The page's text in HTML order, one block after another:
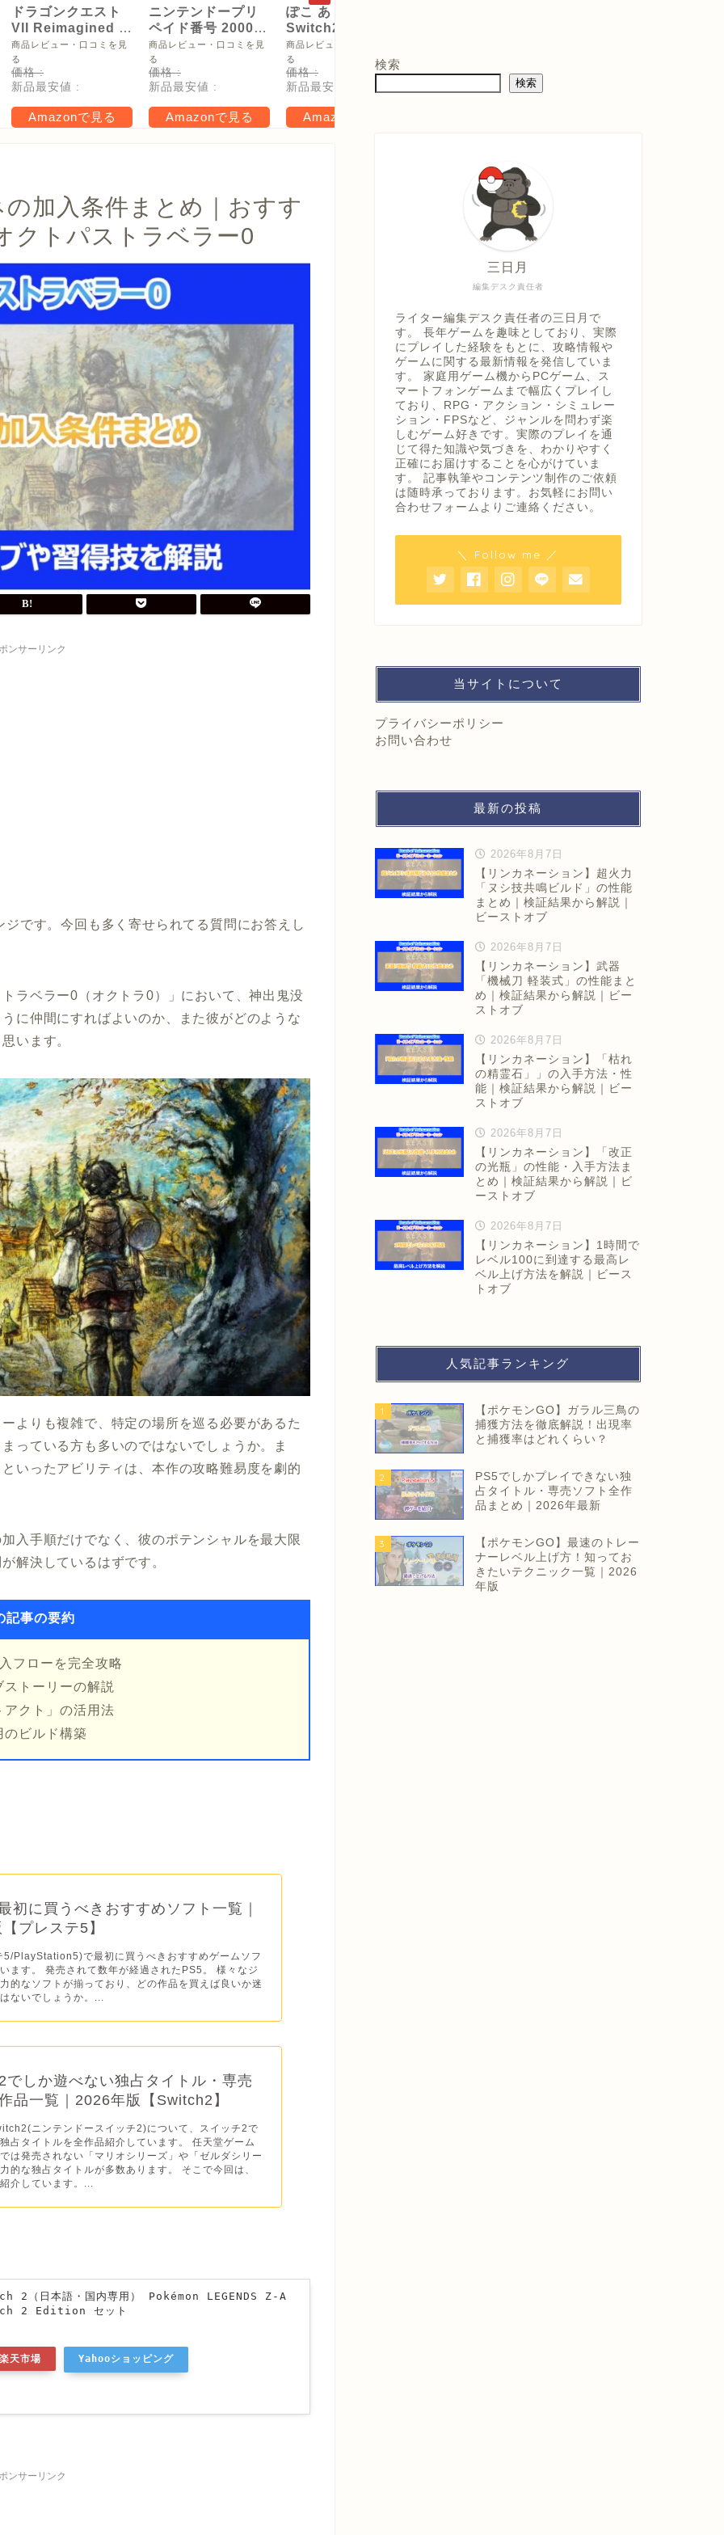
ドラゴンクエスト
VII Reimagined -
Switch2
商品レビュー・口コミを見
る
価格 :
新品最安値 :
Amazonで見る
ニンテンドープリ
ペイド番号 2000
円|オンラインコー
ド版
商品レビュー・口コミを見
る
価格 :
新品最安値 :
Amazonで見る
ぽこ あ ポケモン -
Switch2
【Amazon.co.jpオ
リジナル特典】メ
タモン型木製トレ
ー(サイズ約直径
16cm) 同梱 & デジ
タル特典 家具「ひ
商品レビュー・口コミを見
る
価格 :
新品最安値 :
Amazonで見る
価格 :
加入条件まとめ｜おすす
クトパストラベラー0
ンサーリンク
です。今回も多く寄せられてる質問にお答えし
ラベラー0（オクトラ0）」において、神出鬼没
に仲間にすればよいのか、また彼がどのような
います。
よりも複雑で、特定の場所を巡る必要があるた
っている方も多いのではないでしょうか。ま
いったアビリティは、本作の攻略難易度を劇的
入手順だけでなく、彼のポテンシャルを最大限
解決しているはずです。
記事の要約
フローを完全攻略
トーリーの解説
クト」の活用法
ビルド構築
初に買うべきおすすめソフト一覧｜
プレステ5】
5/PlayStation5)で最初に買うべきおすすめゲームソフ
ます。 発売されて数年が経過されたPS5。 様々なジ
的なソフトが揃っており、どの作品を買えば良いか迷
ないでしょうか。...
でしか遊べない独占タイトル・専売
品一覧｜2026年版【Switch2】
ニンテンドースイッチ2)について、スイッチ2で
占タイトルを全作品紹介しています。 任天堂ゲーム
は発売されない「マリオシリーズ」や「ゼルダシリー
的な独占タイトルが多数あります。 そこで今回は、
介しています。...
（日本語・国内専用） Pokémon LEGENDS Z-A
2 Edition セット
楽天市場 Yahooショッピング
ンサーリンク
検索
検索
編集デスク責任者
三日月
ライター編集デスク責任者の三日月で
す。 長年ゲームを趣味としており、実際
にプレイした経験をもとに、攻略情報や
ゲームに関する最新情報を発信していま
す。 家庭用ゲーム機からPCゲーム、ス
マートフォンゲームまで幅広くプレイし
ており、RPG・アクション・シミュレー
ション・FPSなど、ジャンルを問わず楽
しむゲーム好きです。実際のプレイを通
じて得た知識や気づきを、わかりやすく
正確にお届けすることを心がけていま
す。 記事執筆やコンテンツ制作のご依頼
は随時承っております。お気軽にお問い
合わせフォームよりご連絡ください。
＼ Follow me ／
当サイトについて
プライバシーポリシー
お問い合わせ
最新の投稿
2026年8月7日
【リンカネーション】超火力
「ヌシ技共鳴ビルド」の性能
まとめ｜検証結果から解説｜
ビーストオブ
2026年8月7日
【リンカネーション】武器
「機械刀 軽装式」の性能まと
め｜検証結果から解説｜ビー
ストオブ
2026年8月7日
【リンカネーション】「枯れ
の精霊石」」の入手方法・性
能｜検証結果から解説｜ビー
ストオブ
2026年8月7日
【リンカネーション】「改正
の光瓶」の性能・入手方法ま
とめ｜検証結果から解説｜ビ
ーストオブ
2026年8月7日
【リンカネーション】1時間で
レベル100に到達する最高レ
ベル上げ方法を解説｜ビース
トオブ
人気記事ランキング
1
【ポケモンGO】ガラル三鳥の
捕獲方法を徹底解説！出現率
と捕獲率はどれくらい？
2
PS5でしかプレイできない独
占タイトル・専売ソフト全作
品まとめ｜2026年最新
3
【ポケモンGO】最速のトレー
ナーレベル上げ方！知ってお
きたいテクニック一覧｜2026
年版